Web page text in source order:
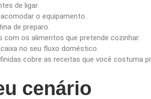
de ligar.
o equipamento.
de preparo.
os alimentos que pretende cozinhar.
no seu fluxo doméstico.
cobre as receitas que você costuma
cenário